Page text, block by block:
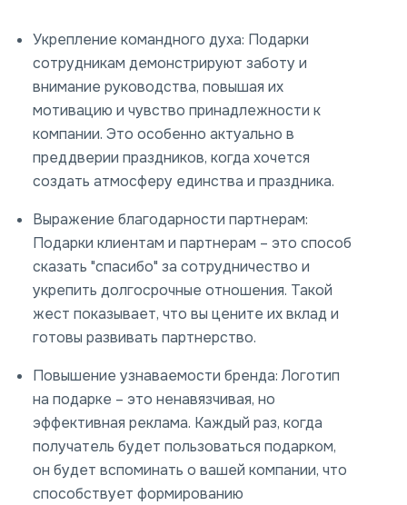
Укрепление командного духа: Подарки
сотрудникам демонстрируют заботу и
внимание руководства, повышая их
мотивацию и чувство принадлежности к
компании. Это особенно актуально в
преддверии праздников, когда хочется
создать атмосферу единства и праздника.
Выражение благодарности партнерам:
Подарки клиентам и партнерам – это способ
сказать "спасибо" за сотрудничество и
укрепить долгосрочные отношения. Такой
жест показывает, что вы цените их вклад и
готовы развивать партнерство.
Повышение узнаваемости бренда: Логотип
на подарке – это ненавязчивая, но
эффективная реклама. Каждый раз, когда
получатель будет пользоваться подарком,
он будет вспоминать о вашей компании, что
способствует формированию